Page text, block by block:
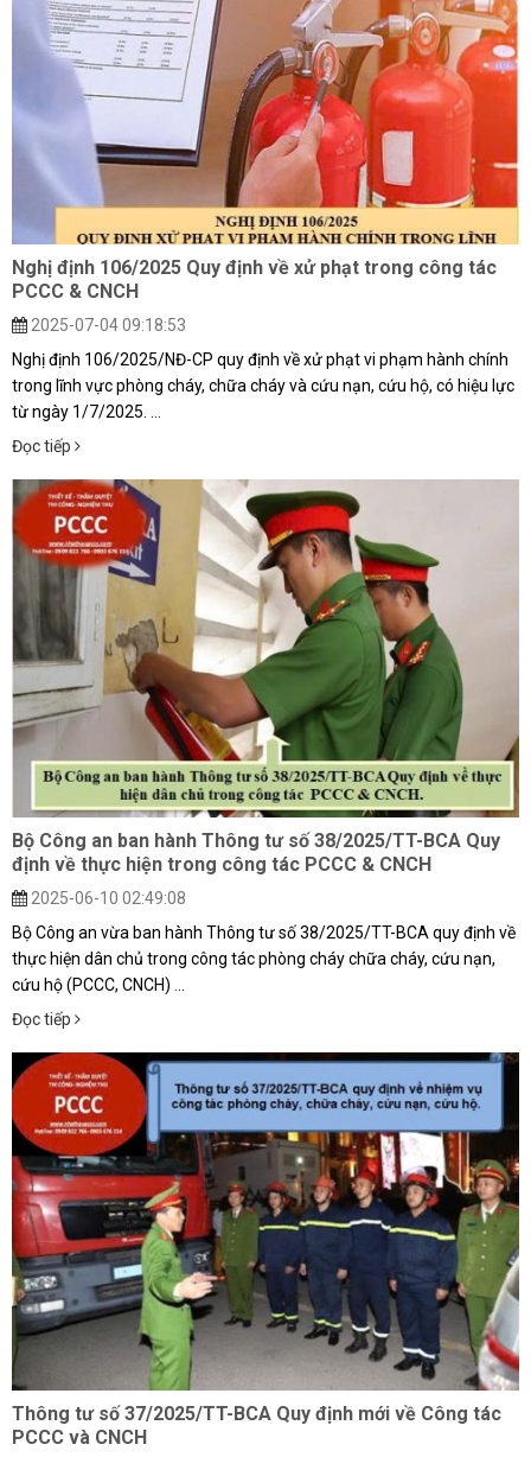
Nghị định 106/2025 Quy định về xử phạt trong công tác
PCCC & CNCH
2025-07-04 09:18:53
Nghị định 106/2025/NĐ-CP quy định về xử phạt vi phạm hành chính
trong lĩnh vực phòng cháy, chữa cháy và cứu nạn, cứu hộ, có hiệu lực
từ ngày 1/7/2025. ...
Đọc tiếp
Bộ Công an ban hành Thông tư số 38/2025/TT-BCA Quy
định về thực hiện trong công tác PCCC & CNCH
2025-06-10 02:49:08
Bộ Công an vừa ban hành Thông tư số 38/2025/TT-BCA quy định về
thực hiện dân chủ trong công tác phòng cháy chữa cháy, cứu nạn,
cứu hộ (PCCC, CNCH) ...
Đọc tiếp
Thông tư số 37/2025/TT-BCA Quy định mới về Công tác
PCCC và CNCH